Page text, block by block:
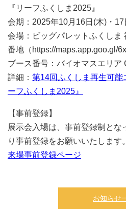
『リーフふくしま2025』
会期：2025年10月16日(木)・17
会場：ビッグパレットふくしま
番地（https://maps.app.goo.gl/
ブース番号：バイオマスエリア
詳細： 第14回ふくしま再生可能
ーフふくしま2025』
【事前登録】
展示会入場は、事前登録制とな
り事前登録をお願いいたします。
来場事前登録ページ
お知らせ